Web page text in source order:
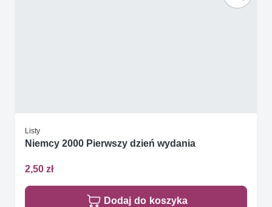
Listy
Niemcy 2000 Pierwszy dzień wydania
2,50 zł
Dodaj do koszyka